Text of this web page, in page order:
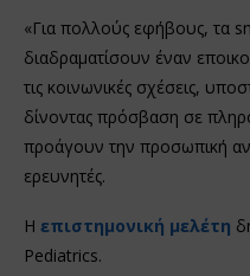
«Για πολλούς εφήβους, τα
διαδραματίσουν έναν
τις κοινωνικές σχέσεις,
δίνοντας πρόσβαση σε
προάγουν την προσωπική
ερευνητές.
Η επιστημονική μελέτη
Pediatrics.